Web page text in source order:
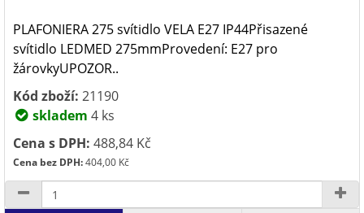
PLAFONIERA 275 svítidlo VELA E27 IP44Přisazené
svítidlo LEDMED 275mmProvedení: E27 pro
žárovkyUPOZOR..
Kód zboží: 21190
skladem 4 ks
Cena s DPH: 488,84 Kč
Cena bez DPH:404,00 Kč